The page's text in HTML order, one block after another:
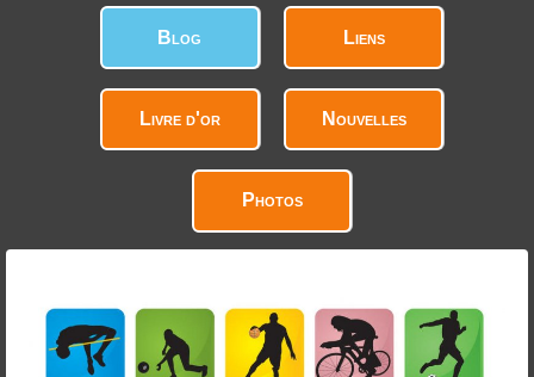
Blog Liens
Livre d'or Nouvelles
Photos